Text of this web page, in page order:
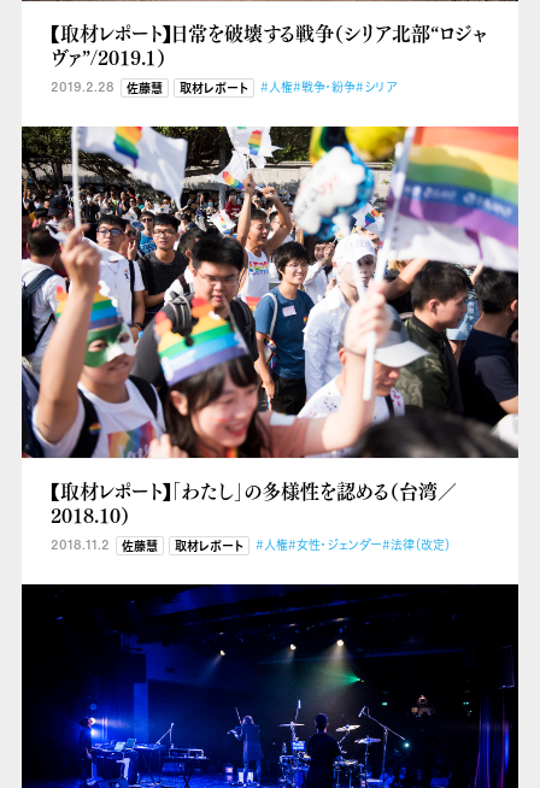
【取材レポート】日常を破壊する戦争（シリア北部“ロジャ
ヴァ”/2019.１）
2019.2.28 佐藤慧 取材レポート #人権#戦争・紛争#シリア
【取材レポート】「わたし」の多様性を認める（台湾／
2018.10）
2018.11.2 佐藤慧 取材レポート #人権#女性・ジェンダー#法律（改定）